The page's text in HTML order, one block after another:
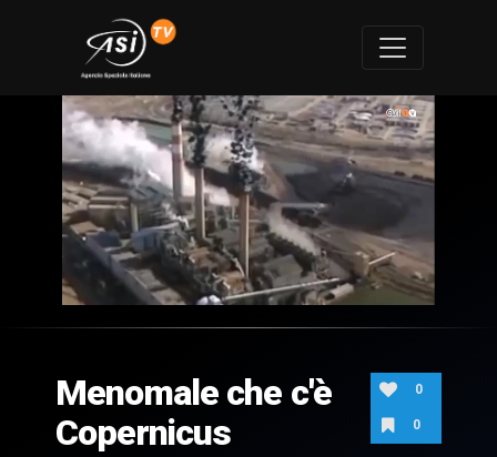
of
41
seconds
Menomale che c'è
Copernicus
0
0